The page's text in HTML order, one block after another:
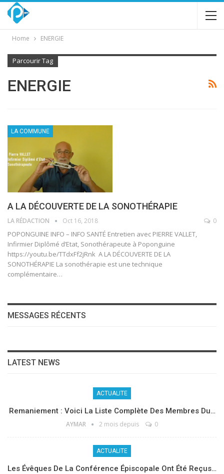
Home ENERGIE
Parcourir Tag
ENERGIE
LA COMMUNE
A LA DÉCOUVERTE DE LA SONOTHÉRAPIE
LA RÉDACTION Oct 16, 2018 0
POPONGUINE INFO – INFO SANTÉ Entretien avec PIERRE VALLET,
Infirmier Diplômé d’Etat, Sonothérapeute à Poponguine
https://youtu.be/TTdxFf2jRnk A LA DÉCOUVERTE DE LA
SONOTHÉRAPIE La sonothérapie est une technique
complémentaire…
MESSAGES RÉCENTS
LATEST NEWS
ACTUALITE
Remaniement : Voici La Liste Complète Des Membres Du…
AYMAR 2 mois depuis 0
ACTUALITE
Les Évêques De La Conférence Épiscopale Ont Été Reçus…